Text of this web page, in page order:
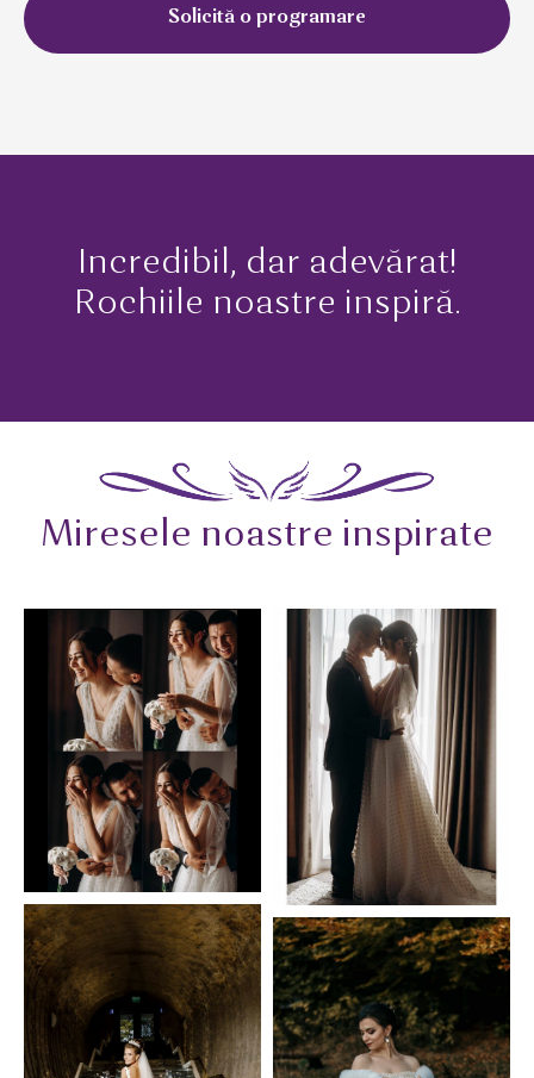
Solicită o programare
Incredibil, dar adevărat!
Rochiile noastre inspiră.
Miresele noastre inspirate